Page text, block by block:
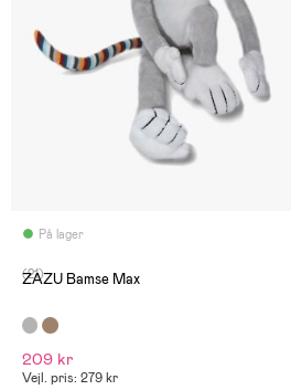
På lager
(21)
ZAZU Bamse Max
209 kr
Vejl. pris: 279 kr